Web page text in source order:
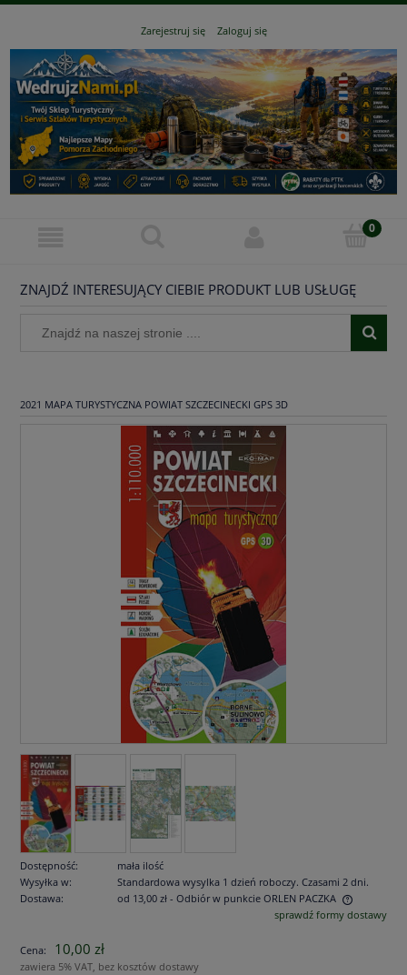
Zarejestruj się Zaloguj się
ZNAJDŹ INTERESUJĄCY CIEBIE PRODUKT LUB USŁUGĘ
2021 MAPA TURYSTYCZNA POWIAT SZCZECINECKI GPS 3D
Dostępność:
mała ilość
Wysyłka w:
Standardowa wysylka 1 dzień roboczy. Czasami 2 dni.
Dostawa:
od 13,00 zł - Odbiór w punkcie ORLEN PACZKA
Cena nie zawiera ewentualnych kosztów płatnościsprawdź formy dostawy
Cena: 10,00 zł
zawiera 5% VAT, bez kosztów dostawy